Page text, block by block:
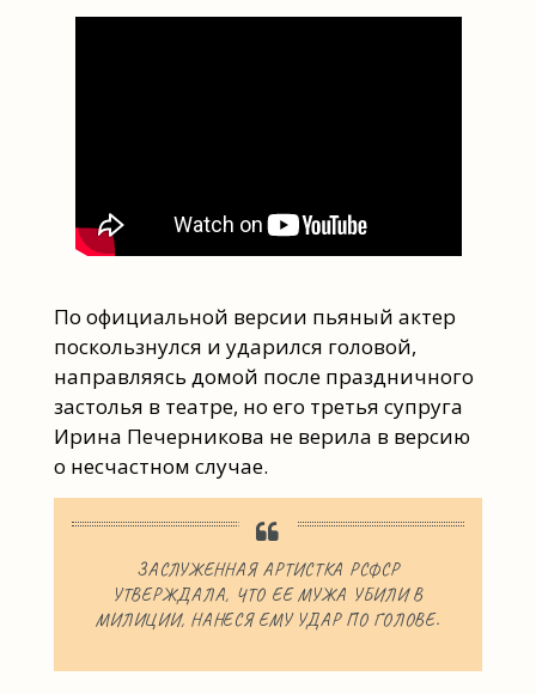
По официальной версии пьяный актер
поскользнулся и ударился головой,
направляясь домой после праздничного
застолья в театре, но его третья супруга
Ирина Печерникова не верила в версию
о несчастном случае.
ЗАСЛУЖЕННАЯ АРТИСТКА РСФСР
УТВЕРЖДАЛА, ЧТО ЕЕ МУЖА УБИЛИ В
МИЛИЦИИ, НАНЕСЯ ЕМУ УДАР ПО ГОЛОВЕ.